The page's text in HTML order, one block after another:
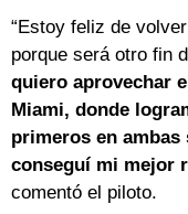
“Estoy feliz de
porque será otro fin
quiero aprovechar
Miami, donde
primeros en
conseguí mi mejor
comentó el piloto.